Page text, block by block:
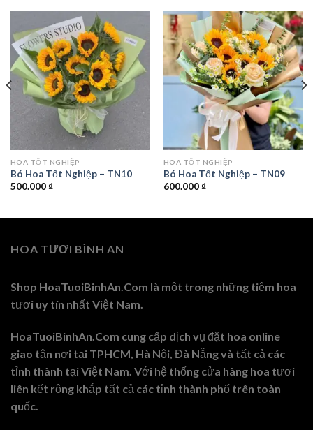
HOA TỐT NGHIỆP
Bó Hoa Tốt Nghiệp – TN10
500.000₫
HOA TỐT NGHIỆP
Bó Hoa Tốt Nghiệp – TN09
600.000₫
HOA TƯƠI BÌNH AN
Shop HoaTuoiBinhAn.Com là một trong những tiệm hoa
tươi uy tín nhất Việt Nam.
HoaTuoiBinhAn.Com cung cấp dịch vụ đặt hoa online
giao tận nơi tại TPHCM, Hà Nội, Đà Nẵng và tất cả các
tỉnh thành tại Việt Nam. Với hệ thống cửa hàng hoa tươi
liên kết rộng khắp tất cả các tỉnh thành phố trên toàn
quốc.